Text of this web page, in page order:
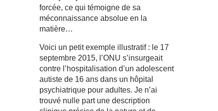
forcée, ce qui témoigne de sa
méconnaissance absolue en la
matière…
Voici un petit exemple illustratif : le 17
septembre 2015, l’ONU s’insurgeait
contre l’hospitalisation d’un adolescent
autiste de 16 ans dans un hôpital
psychiatrique pour adultes. Je n’ai
trouvé nulle part une description